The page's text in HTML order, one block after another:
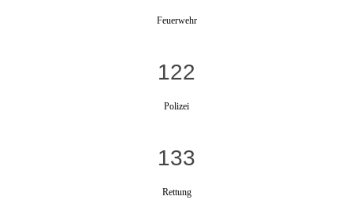
Feuerwehr
122
Polizei
133
Rettung